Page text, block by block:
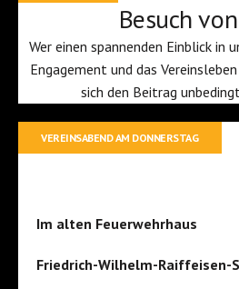
Besuch
Wer einen spannenden Einblick in
Engagement und das
sich den Beitrag unbedingt
VEREINSABEND AM DONNERSTAG
Im alten Feuerwehrhaus
Friedrich-Wilhelm-Raiffeisen-